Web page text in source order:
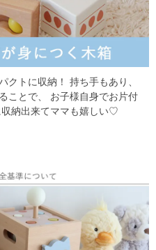
クトに収納！
持ち手もあり、
ことで、
お子様自身でお片付
納出来てママも嬉しい♡